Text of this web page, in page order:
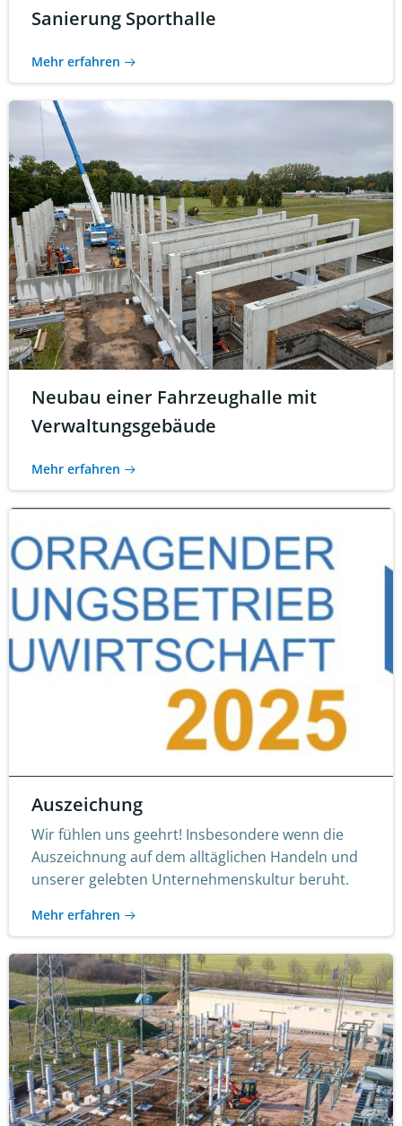
Sanierung Sporthalle
Mehr erfahren
Neubau einer Fahrzeughalle mit
Verwaltungsgebäude
Mehr erfahren
Auszeichung
Wir fühlen uns geehrt! Insbesondere wenn die
Auszeichnung auf dem alltäglichen Handeln und
unserer gelebten Unternehmenskultur beruht.
Mehr erfahren